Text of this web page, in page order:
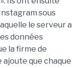
sous
le serveur a
données
la firme de
ajoute que chaque